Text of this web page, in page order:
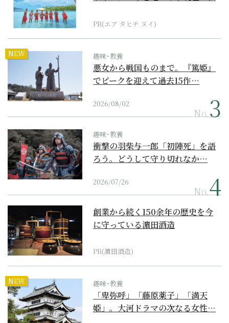
PR(エア タヒチ ヌイ)
NEW 趣味･教養
悪女から戦国ものまで。『篤姫』
でピークを迎えて過去15作…
2026/08/02
No.
趣味･教養
衝撃の羽柴与一郎「初陣死」を語
ろう。どうして守り切れなか…
2026/07/26
No.
創業から続く150余年の歴史を今
に守っている濵田酒造
PR(濵田酒造)
NEW 趣味･教養
「卑弥呼」「藤原薬子」「満天
姫」。大河ドラマの次なる女性…